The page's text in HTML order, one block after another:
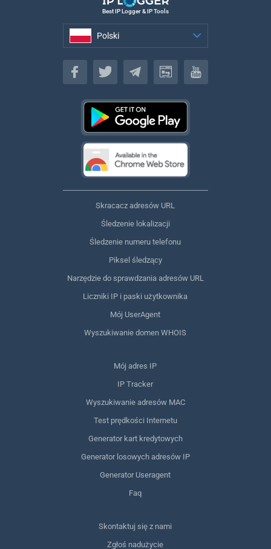
Best IP Logger & IP Tools
Polski
Polski
Skracacz adresów URL
Śledzenie lokalizacji
Śledzenie numeru telefonu
Piksel śledzący
Narzędzie do sprawdzania adresów URL
Liczniki IP i paski użytkownika
Mój UserAgent
Wyszukiwanie domen WHOIS
Mój adres IP
IP Tracker
Wyszukiwanie adresów MAC
Test prędkości Internetu
Generator kart kredytowych
Generator losowych adresów IP
Generator Useragent
Faq
Skontaktuj się z nami
Zgłoś nadużycie